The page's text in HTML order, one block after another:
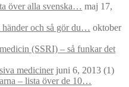
över alla svenska… maj 17,
händer och så gör du… oktober
(SSRI) – så funkar det
medicinerjuni 6, 2013 (1)
– lista över de 10…